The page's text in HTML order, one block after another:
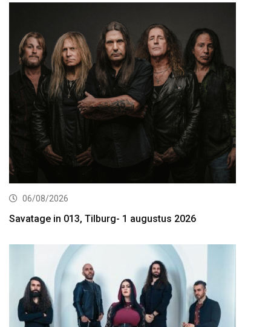
06/08/2026
Savatage in 013, Tilburg- 1 augustus 2026